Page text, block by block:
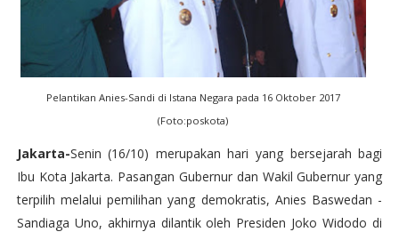
Pelantikan Anies-Sandi di Istana Negara pada 16 Oktober 2017
(Foto:poskota)
Jakarta-Senin (16/10) merupakan hari yang bersejarah bagi
Ibu Kota Jakarta. Pasangan Gubernur dan Wakil Gubernur yang
terpilih melalui pemilihan yang demokratis, Anies Baswedan -
Sandiaga Uno, akhirnya dilantik oleh Presiden Joko Widodo di